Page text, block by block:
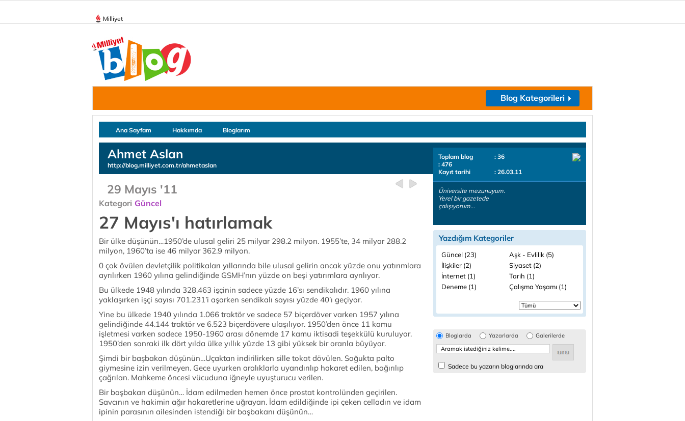
Milliyet
Blog Kategorileri
Ana Sayfam Hakkımda Bloglarım
Ahmet Aslan
http://blog.milliyet.com.tr/ahmetaslan
29 Mayıs '11
Kategori Güncel
27 Mayıs'ı hatırlamak
Bir ülke düşünün…1950’de ulusal geliri 25 milyar 298.2 milyon. 1955’te, 34 milyar 288.2
milyon, 1960’ta ise 46 milyar 362.9 milyon.
0 çok övülen devletçilik politikaları yıllarında bile ulusal gelirin ancak yüzde onu yatırımlara
ayrılırken 1960 yılına gelindiğinde GSMH’nın yüzde on beşi yatırımlara ayrılıyor.
Bu ülkede 1948 yılında 328.463 işçinin sadece yüzde 16’sı sendikalıdır. 1960 yılına
yaklaşırken işçi sayısı 701.231’i aşarken sendikalı sayısı yüzde 40’ı geçiyor.
Yine bu ülkede 1940 yılında 1.066 traktör ve sadece 57 biçerdöver varken 1957 yılına
gelindiğinde 44.144 traktör ve 6.523 biçerdövere ulaşılıyor. 1950’den önce 11 kamu
işletmesi varken sadece 1950-1960 arası dönemde 17 kamu iktisadi teşekkülü kuruluyor.
1950’den sonraki ilk dört yılda ülke yıllık yüzde 13 gibi yüksek bir oranla büyüyor.
Şimdi bir başbakan düşünün…Uçaktan indirilirken sille tokat dövülen. Soğukta palto
giymesine izin verilmeyen. Gece uyurken aralıklarla uyandırılıp hakaret edilen, bağırılıp
çağrılan. Mahkeme öncesi vücuduna iğneyle uyuşturucu verilen.
Bir başbakan düşünün… İdam edilmeden hemen önce prostat kontrolünden geçirilen.
Savcının ve hakimin ağır hakaretlerine uğrayan. İdam edildiğinde ipi çeken celladın ve idam
ipinin parasının ailesinden istendiği bir başbakanı düşünün…
Toplam blog
: 36
: 476
Kayıt tarihi
: 26.03.11
Üniversite mezunuyum.
Yerel bir gazetede
çalışıyorum...
Yazdığım Kategoriler
Güncel (23)
Aşk - Evlilik (5)
İlişkiler (2)
Siyaset (2)
İnternet (1)
Tarih (1)
Deneme (1)
Çalışma Yaşamı (1)
Bloglarda Yazarlarda Galerilerde
Sadece bu yazarın bloglarında ara